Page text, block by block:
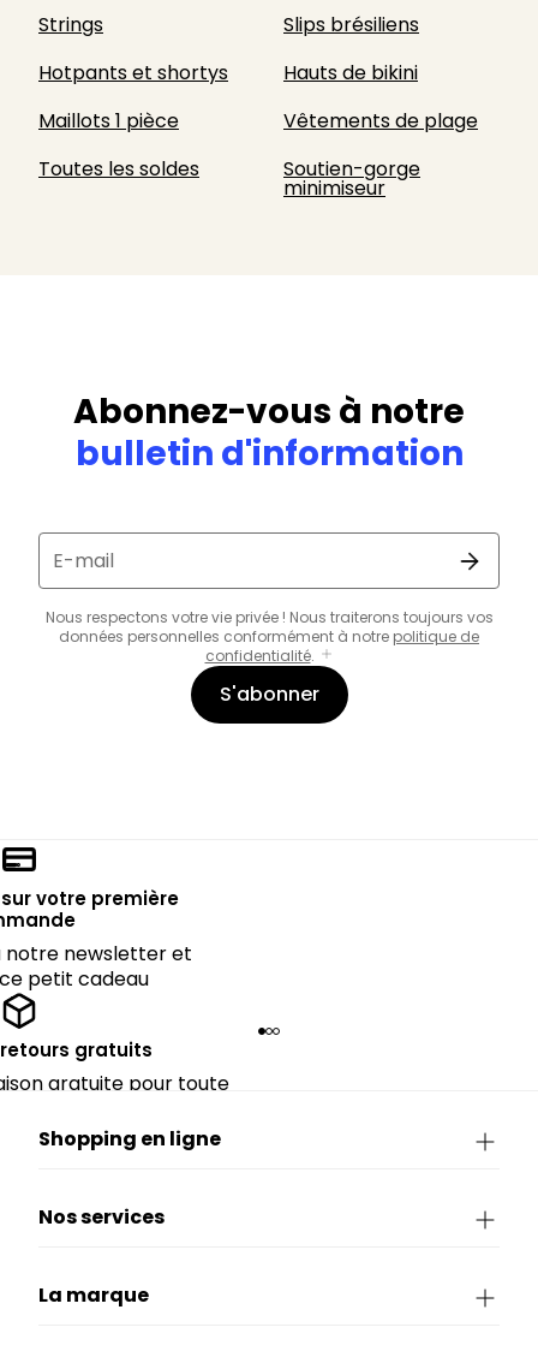
Strings
Slips brésiliens
Hotpants et shortys
Hauts de bikini
Maillots 1 pièce
Vêtements de plage
Toutes les soldes
Soutien-gorge
minimiseur
Abonnez-vous à notre
bulletin d'information
E-mail
Nous respectons votre vie privée ! Nous traiterons toujours vos
données personnelles conformément à notre politique de
confidentialité.
S'abonner
votre première
notre newsletter et
petit cadeau
gratuits
gratuite pour toute
Shopping en ligne
Nos services
La marque